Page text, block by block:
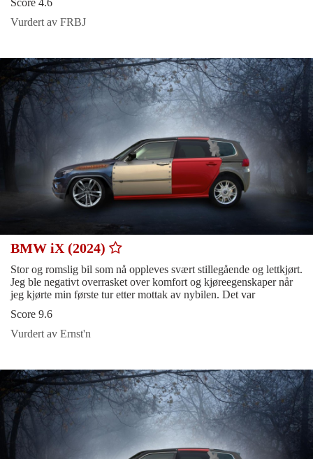
Score 4.6
Vurdert av FRBJ
BMW iX (2024)
Stor og romslig bil som nå oppleves svært stillegående og lettkjørt.
Jeg ble negativt overrasket over komfort og kjøreegenskaper når
jeg kjørte min første tur etter mottak av nybilen. Det var
Score 9.6
Vurdert av Ernst'n